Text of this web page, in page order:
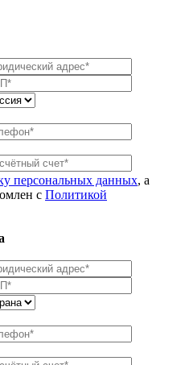
персональных данных, а
с Политикой